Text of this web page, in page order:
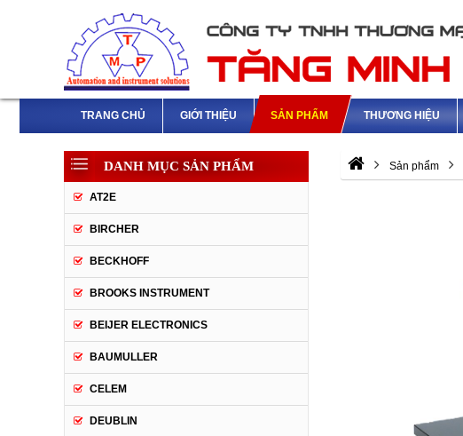
TRANG CHỦ GIỚI THIỆU SẢN PHẨM THƯƠNG HIỆU
Sản phẩm
DANH MỤC SẢN PHẨM
AT2E
BIRCHER
BECKHOFF
BROOKS INSTRUMENT
BEIJER ELECTRONICS
BAUMULLER
CELEM
DEUBLIN